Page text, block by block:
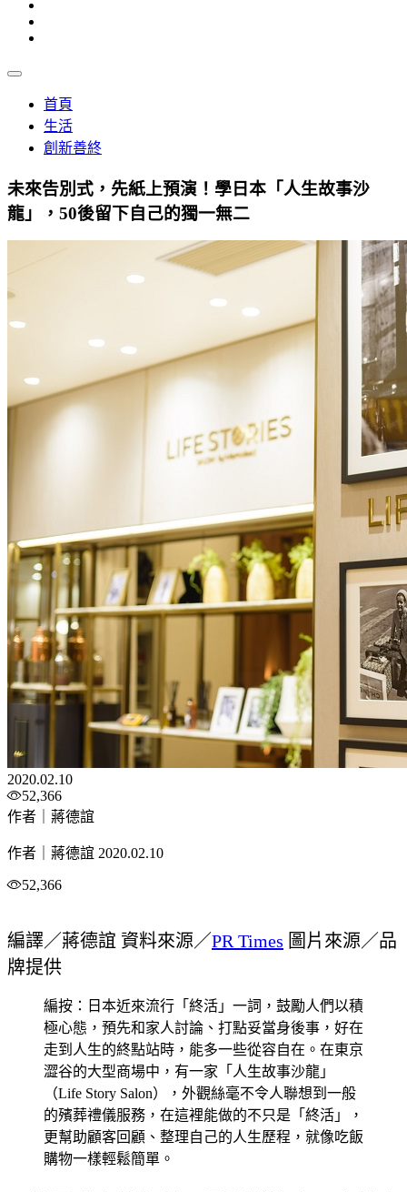
首頁
生活
創新善終
未來告別式，先紙上預演！學日本「人生故事沙
龍」，50後留下自己的獨一無二
2020.02.10
52,366
作者｜蔣德誼
作者｜蔣德誼 2020.02.10
52,366
編譯／蔣德誼 資料來源／PR Times 圖片來源／品
牌提供
編按：日本近來流行「終活」一詞，鼓勵人們以積
極心態，預先和家人討論、打點妥當身後事，好在
走到人生的終點站時，能多一些從容自在。在東京
澀谷的大型商場中，有一家「人生故事沙龍」
（Life Story Salon），外觀絲毫不令人聯想到一般
的殯葬禮儀服務，在這裡能做的不只是「終活」，
更幫助顧客回顧、整理自己的人生歷程，就像吃飯
購物一樣輕鬆簡單。